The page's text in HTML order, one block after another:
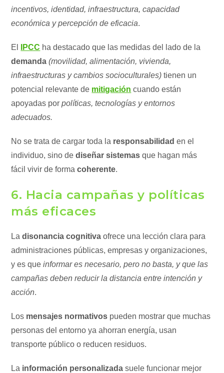
incentivos, identidad, infraestructura, capacidad
económica y percepción de eficacia.
El IPCC ha destacado que las medidas del lado de la
demanda (movilidad, alimentación, vivienda,
infraestructuras y cambios socioculturales) tienen un
potencial relevante de mitigación cuando están
apoyadas porpolíticas, tecnologías y entornos
adecuados.
No se trata de cargar toda la responsabilidad en el
individuo, sino dediseñar sistemas que hagan más
fácil vivir de formacoherente.
6. Hacia campañas y políticas
más eficaces
Ladisonancia cognitiva ofrece una lección clara para
administraciones públicas, empresas y organizaciones,
y es queinformar es necesario, pero no basta, y que las
campañas deben reducir la distancia entre intención y
acción.
Los mensajes normativos pueden mostrar que muchas
personas del entorno ya ahorran energía, usan
transporte público o reducen residuos.
La información personalizada suele funcionar mejor